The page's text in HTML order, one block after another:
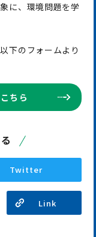
に、環境問題を学
下のフォームより
ちら
Twitter